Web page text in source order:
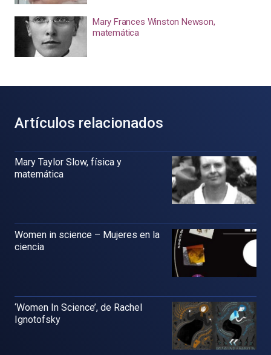
Mary Frances Winston Newson,
matemática
Artículos relacionados
Mary Taylor Slow, física y
matemática
Women in science – Mujeres en la
ciencia
‘Women In Science’, de Rachel
Ignotofsky